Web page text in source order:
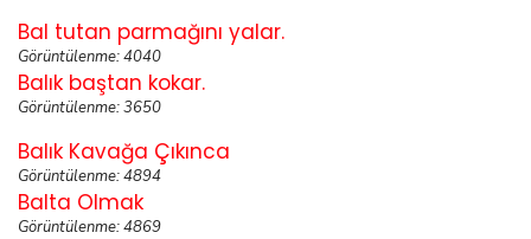
Bal tutan parmağını yalar.
Görüntülenme: 4040
Balık baştan kokar.
Görüntülenme: 3650
Balık Kavağa Çıkınca
Görüntülenme: 4894
Balta Olmak
Görüntülenme: 4869